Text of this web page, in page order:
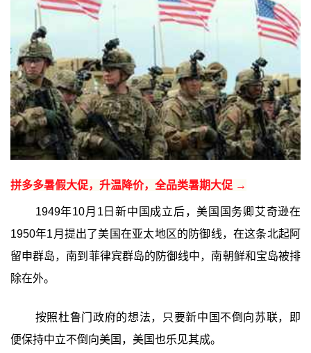
拼多多暑假大促，升温降价，全品类暑期大促 →
1949年10月1日新中国成立后，美国国务卿艾奇逊在
1950年1月提出了美国在亚太地区的防御线，在这条北起阿
留申群岛，南到菲律宾群岛的防御线中，南朝鲜和宝岛被排
除在外。
按照杜鲁门政府的想法，只要新中国不倒向苏联，即
便保持中立不倒向美国，美国也乐见其成。